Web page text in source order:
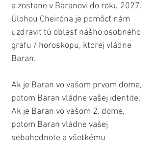
a zostane v Baranovi do roku 2027.
Úlohou Cheiróna je pomôcť nám
uzdraviť tú oblasť nášho osobného
grafu / horoskopu, ktorej vládne
Baran.
Ak je Baran vo vašom prvom dome,
potom Baran vládne vašej identite.
Ak je Baran vo vašom 2. dome,
potom Baran vládne vašej
sebahodnote a všetkému